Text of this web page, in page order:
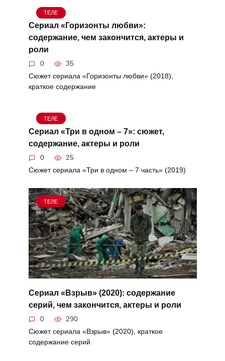
ТЕЛЕ
Сериал «Горизонты любви»:
содержание, чем закончится, актеры и
роли
0 35
Сюжет сериала «Горизонты любви» (2018),
краткое содержание
ТЕЛЕ
Сериал «Три в одном – 7»: сюжет,
содержание, актеры и роли
0 25
Сюжет сериала «Три в одном – 7 часть» (2019)
ТЕЛЕ
Сериал «Взрыв» (2020): содержание
серий, чем закончится, актеры и роли
0 290
Сюжет сериала «Взрыв» (2020), краткое
содержание серий